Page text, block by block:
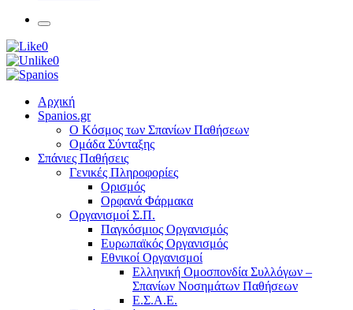
0
0
Αρχική
Spanios.gr
Ο Κόσμος των Σπανίων Παθήσεων
Ομάδα Σύνταξης
Σπάνιες Παθήσεις
Γενικές Πληροφορίες
Ορισμός
Ορφανά Φάρμακα
Οργανισμοί Σ.Π.
Παγκόσμιος Οργανισμός
Ευρωπαϊκός Οργανισμός
Εθνικοί Οργανισμοί
Ελληνική Ομοσπονδία Συλλόγων –
Σπανίων Νοσημάτων Παθήσεων
Ε.Σ.Α.Ε.